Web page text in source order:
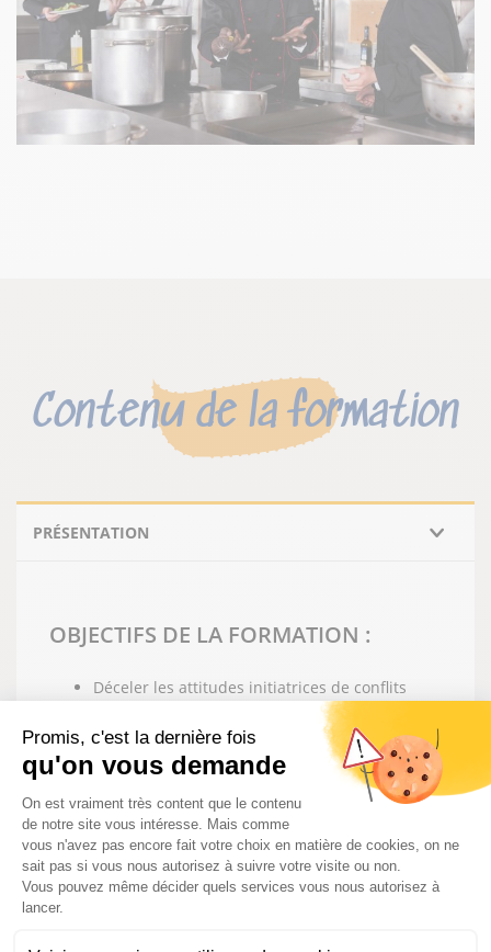
Promis, c'est la dernière fois
qu'on vous demande
Plateforme de Gestion du
On est vraiment très content que le contenu
de notre site vous intéresse. Mais comme
vous n'avez pas encore fait votre choix en matière de cookies, on ne
sait pas si vous nous autorisez à suivre votre visite ou non.
Vous pouvez même décider quels services vous nous autorisez à
lancer.
Contenu de la formation
PRÉSENTATION
OBJECTIFS DE LA FORMATION :
Déceler les attitudes initiatrices de conflits
Utiliser et connaître les stratégies de gestion
de conflits
MOYENS PÉDAGOGIQUE ET
TECHNIQUES :
Formation en présentiel